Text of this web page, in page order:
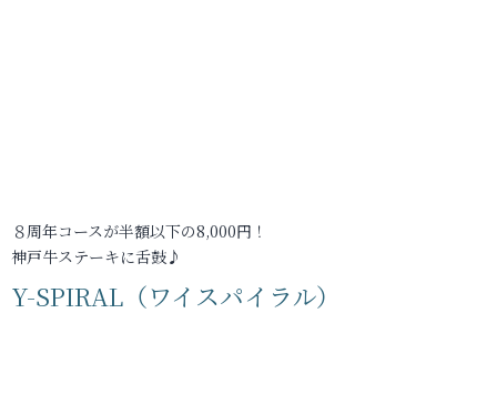
８周年コースが半額以下の8,000円！
神戸牛ステーキに舌鼓♪
Y-SPIRAL（ワイスパイラル）